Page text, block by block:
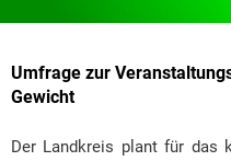
Umfrage zur
Gewicht
Der Landkreis plant für das